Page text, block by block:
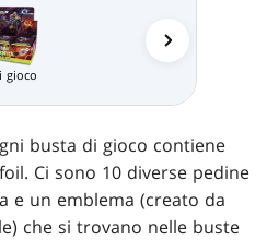
gioco
busta di gioco contiene
Ci sono 10 diverse pedine
e un emblema (creato da
che si trovano nelle buste